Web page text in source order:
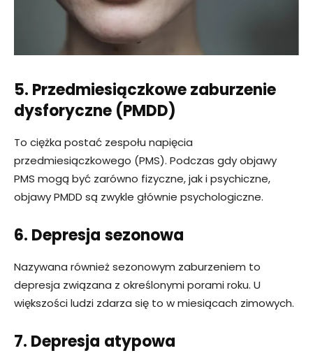
5. Przedmiesiączkowe zaburzenie
dysforyczne (PMDD)
To ciężka postać zespołu napięcia
przedmiesiączkowego (PMS). Podczas gdy objawy
PMS mogą być zarówno fizyczne, jak i psychiczne,
objawy PMDD są zwykle głównie psychologiczne.
6. Depresja sezonowa
Nazywana również sezonowym zaburzeniem to
depresja związana z określonymi porami roku. U
większości ludzi zdarza się to w miesiącach zimowych.
7. Depresja atypowa